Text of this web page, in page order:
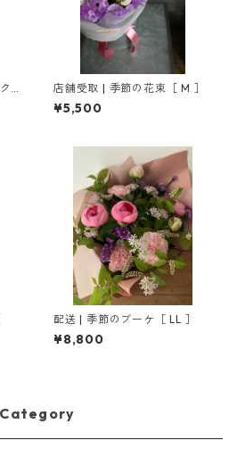
店舗受取 | 季節の花束［ M ］
¥5,500
配送 | 季節のブーケ［ LL ］
¥8,800
Category